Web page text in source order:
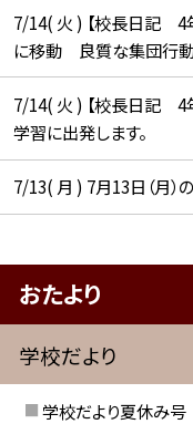
7/14( 火 ) 【校長日記 4
に移動 良質な集団行
7/14( 火 ) 【校長日記 4
学習に出発します。
7/13( 月 ) 7月13日（月）
おたより
学校だより
学校だより夏休み号